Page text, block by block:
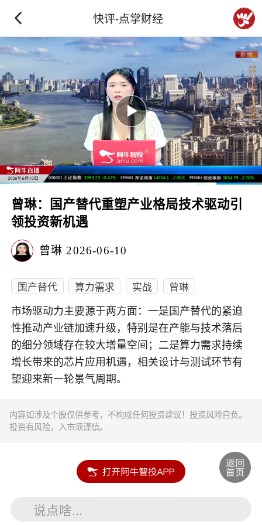
快评-点掌财经
曾琳：国产替代重塑产业格局技术驱动引
领投资新机遇
曾琳 2026-06-10
国产替代 算力需求 实战 曾琳
市场驱动力主要源于两方面：一是国产替代的紧迫
性推动产业链加速升级，特别是在产能与技术落后
的细分领域存在较大增量空间；二是算力需求持续
增长带来的芯片应用机遇，相关设计与测试环节有
望迎来新一轮景气周期。
内容如涉及个股仅供参考，不构成任何投资建议！投资风险自负。
投资有风险，入市须谨慎。
说点啥...